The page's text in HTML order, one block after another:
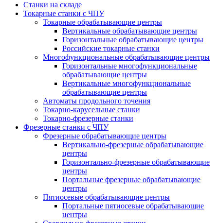
Станки на складе
Токарные станки с ЧПУ
Токарные обрабатывающие центры
Вертикальные обрабатывающие центры
Горизонтальные обрабатывающие центры
Российские токарные станки
Многофункциональные обрабатывающие центры
Горизонтальные многофункциональные
обрабатывающие центры
Вертикальные многофункциональные
обрабатывающие центры
Автоматы продольного точения
Токарно-карусельные станки
Токарно-фрезерные станки
Фрезерные станки с ЧПУ
Фрезерные обрабатывающие центры
Вертикально-фрезерные обрабатывающие
центры
Горизонтально-фрезерные обрабатывающие
центры
Портальные фрезерные обрабатывающие
центры
Пятиосевые обрабатывающие центры
Портальные пятиосевые обрабатывающие
центры